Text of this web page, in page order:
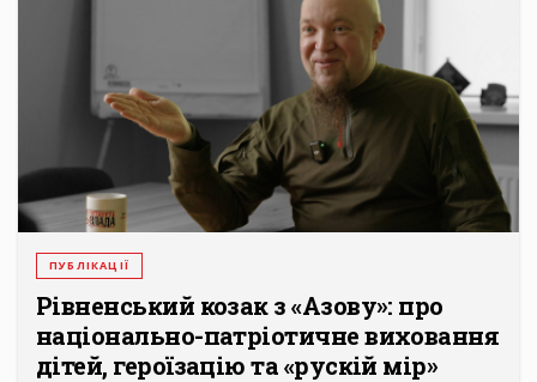
ПУБЛІКАЦІЇ
Рівненський козак з «Азову»: про
національно-патріотичне виховання
дітей, героїзацію та «рускій мір»